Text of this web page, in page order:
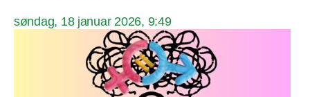
søndag, 18 januar 2026, 9:49